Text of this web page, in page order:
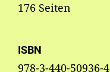
176 Seiten
ISBN
978-3-440-50936-4